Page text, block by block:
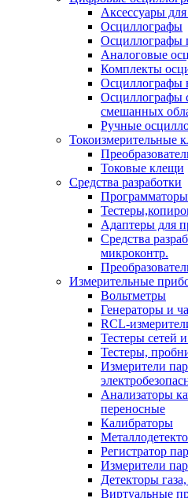
Аксессуары
Осциллографы
Осциллографы
Аналоговые
Комплекты
Осциллографы
Осциллографы
смешанных
Ручные
Токоизмерительные
Токовые клещи
Средства разработки
Программаторы
Адаптеры для
Cредства
микроконтр.
Измерительные
Вольтметры
Генераторы и
RCL-
Тестеры сетей
Тестеры,
Измерители
Анализаторы
переносные
Калибраторы
Регистратор
Измерители
Детекторы
Виртуальные